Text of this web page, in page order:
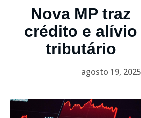
Nova MP traz
crédito e alívio
tributário
agosto 19, 2025